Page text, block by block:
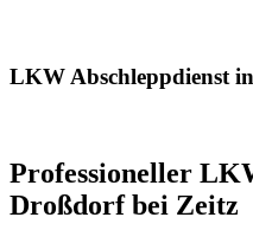
LKW Abschleppdienst
Professioneller
Droßdorf bei Zeitz